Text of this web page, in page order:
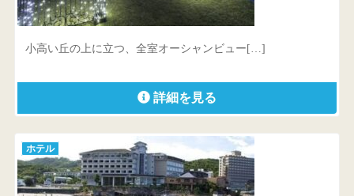
和歌山県 西牟婁郡白浜町3212-1
小高い丘の上に立つ、全室オーシャンビュー[…]
詳細を見る
ホテル